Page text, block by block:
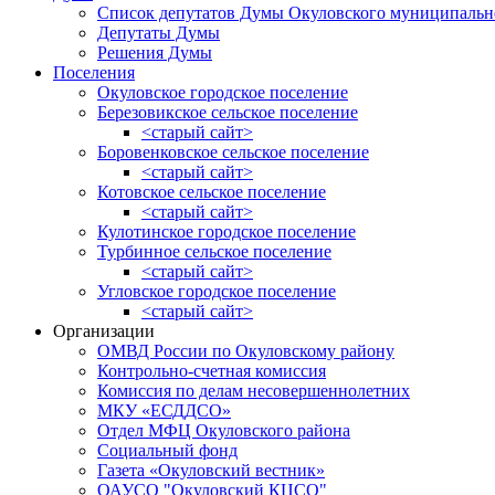
Список депутатов Думы Окуловского
Депутаты Думы
Решения Думы
Поселения
Окуловское городское поселение
Березовикское сельское поселение
<старый сайт>
Боровенковское сельское поселение
<старый сайт>
Котовское сельское поселение
<старый сайт>
Кулотинское городское поселение
Турбинное сельское поселение
<старый сайт>
Угловское городское поселение
<старый сайт>
Организации
ОМВД России по Окуловскому району
Контрольно-счетная комиссия
Комиссия по делам несовершеннолетних
МКУ «ЕСДДСО»
Отдел МФЦ Окуловского района
Социальный фонд
Газета «Окуловский вестник»
ОАУСО "Окуловский КЦСО"